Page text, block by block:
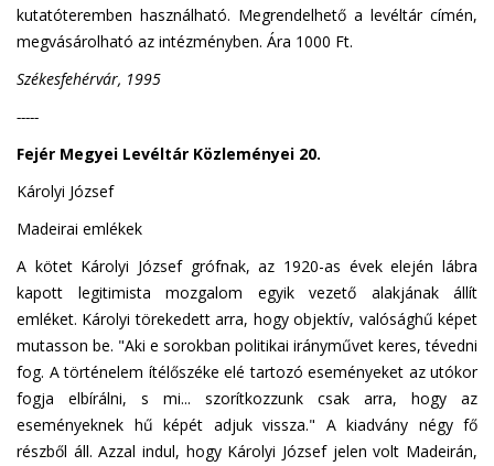
kutatóteremben használható. Megrendelhető a levéltár címén,
megvásárolható az intézményben. Ára 1000 Ft.
Székesfehérvár, 1995
-----
Fejér Megyei Levéltár Közleményei 20.
Károlyi József
Madeirai emlékek
A kötet Károlyi József grófnak, az 1920-as évek elején lábra
kapott legitimista mozgalom egyik vezető alakjának állít
emléket. Károlyi törekedett arra, hogy objektív, valósághű képet
mutasson be. "Aki e sorokban politikai irányművet keres, tévedni
fog. A történelem ítélőszéke elé tartozó eseményeket az utókor
fogja elbírálni, s mi... szorítkozzunk csak arra, hogy az
eseményeknek hű képét adjuk vissza." A kiadvány négy fő
részből áll. Azzal indul, hogy Károlyi József jelen volt Madeirán,